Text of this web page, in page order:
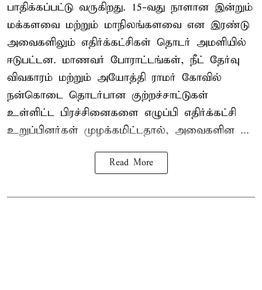
பாதிக்கப்பட்டு வருகிறது. 15-வது நாளான இன்றும்
மக்களவை மற்றும் மாநிலங்களவை என இரண்டு
அவைகளிலும் எதிர்க்கட்சிகள் தொடர் அமளியில்
ஈடுபட்டன. மாணவர் போராட்டங்கள், நீட் தேர்வு
விவகாரம் மற்றும் அயோத்தி ராமர் கோவில்
நன்கொடை தொடர்பான குற்றச்சாட்டுகள்
உள்ளிட்ட பிரச்சினைகளை எழுப்பி எதிர்க்கட்சி
உறுப்பினர்கள் முழக்கமிட்டதால், அவைகளின ...
Read More